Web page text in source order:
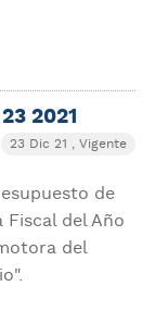
2021
23 Dic 21 , Vigente
de
Fiscal del Año
del